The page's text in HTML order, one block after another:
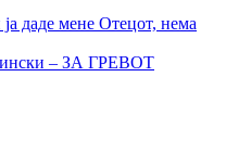
даде мене Отецот, нема
– ЗА ГРЕВОТ